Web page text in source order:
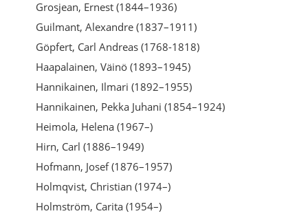
Grosjean, Ernest (1844–1936)
Guilmant, Alexandre (1837–1911)
Göpfert, Carl Andreas (1768-1818)
Haapalainen, Väinö (1893–1945)
Hannikainen, Ilmari (1892–1955)
Hannikainen, Pekka Juhani (1854–1924)
Heimola, Helena (1967–)
Hirn, Carl (1886–1949)
Hofmann, Josef (1876–1957)
Holmqvist, Christian (1974–)
Holmström, Carita (1954–)